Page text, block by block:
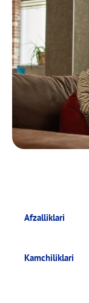
Afzalliklari
Kamchiliklari